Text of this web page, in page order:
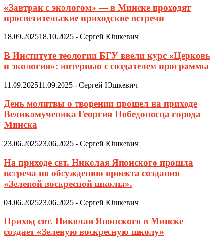
«Завтрак с экологом» — в Минске проходят
просветительские приходские встречи
18.09.202518.10.2025 - Сергей Юшкевич
В Институте теологии БГУ ввели курс «Церковь
и экология»: интервью с создателем программы
11.09.202511.09.2025 - Сергей Юшкевич
День молитвы о творении прошел на приходе
Великомученика Георгия Победоносца города
Минска
23.06.202523.06.2025 - Сергей Юшкевич
На приходе свт. Николая Японского прошла
встреча по обсуждению проекта создания
«Зеленой воскресной школы».
04.06.202523.06.2025 - Сергей Юшкевич
Приход свт. Николая Японского в Минске
создает «Зеленую воскресную школу»